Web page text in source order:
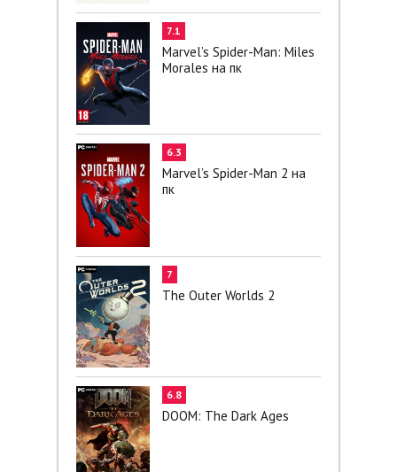
7.1
Marvel’s Spider-Man: Miles
Morales на пк
6.3
Marvel’s Spider-Man 2 на
пк
7
The Outer Worlds 2
6.8
DOOM: The Dark Ages